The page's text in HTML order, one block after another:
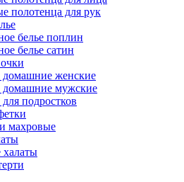
полотенца для рук
белье поплин
белье сатин
домашние женские
домашние мужские
подростков
махровые